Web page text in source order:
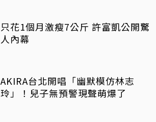
只花1個月激瘦7公斤 許富凱公開驚
人內幕
AKIRA台北開唱「幽默模仿林志
玲」！兒子無預警現聲萌爆了